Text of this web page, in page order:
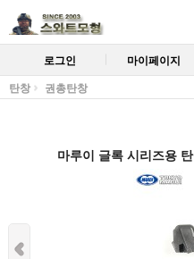
로그인 마이페이지
탄창 권총탄창
마루이 글록 시리즈용